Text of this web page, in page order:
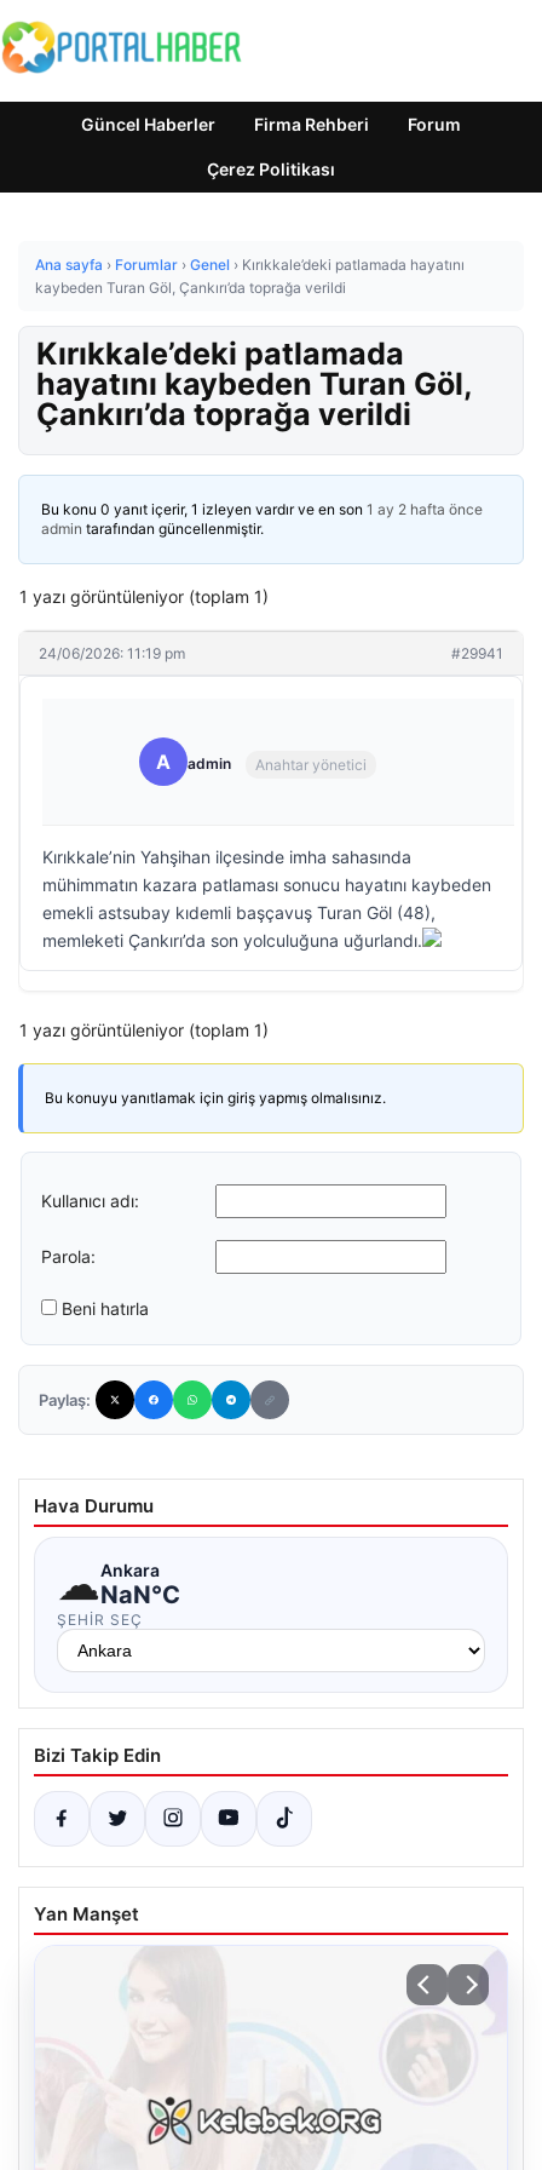
Güncel Haberler Firma Rehberi Forum
Çerez Politikası
Ana sayfa › Forumlar › Genel › Kırıkkale’deki patlamada hayatını
kaybeden Turan Göl, Çankırı’da toprağa verildi
Kırıkkale’deki patlamada
hayatını kaybeden Turan Göl,
Çankırı’da toprağa verildi
Bu konu 0 yanıt içerir, 1 izleyen vardır ve en son 1 ay 2 hafta önce
admin tarafından güncellenmiştir.
1 yazı görüntüleniyor (toplam 1)
24/06/2026: 11:19 pm #29941
A admin Anahtar yönetici
Kırıkkale’nin Yahşihan ilçesinde imha sahasında
mühimmatın kazara patlaması sonucu hayatını kaybeden
emekli astsubay kıdemli başçavuş Turan Göl (48),
memleketi Çankırı’da son yolculuğuna uğurlandı.
1 yazı görüntüleniyor (toplam 1)
Bu konuyu yanıtlamak için giriş yapmış olmalısınız.
Kullanıcı adı:
Parola:
Beni hatırla
Paylaş:
Hava Durumu
☁Ankara
NaN°C
ŞEHIR SEÇ
Bizi Takip Edin
Yan Manşet